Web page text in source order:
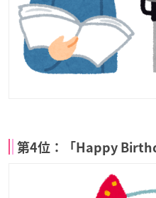
第4位：「Happy